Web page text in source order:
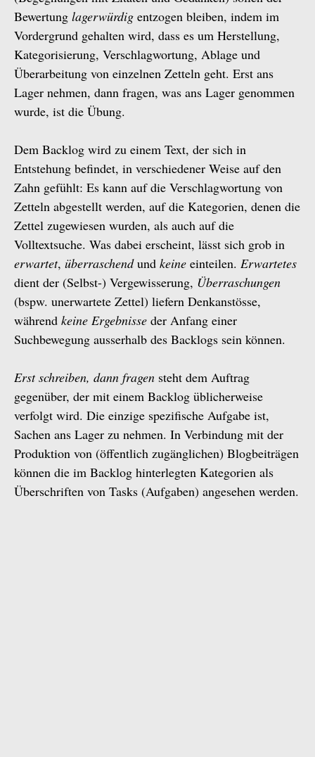
Bewertung lagerwürdig entzogen bleiben, indem im
Vordergrund gehalten wird, dass es um Herstellung,
Kategorisierung, Verschlagwortung, Ablage und
Überarbeitung von einzelnen Zetteln geht. Erst ans
Lager nehmen, dann fragen, was ans Lager genommen
wurde, ist die Übung.
Dem Backlog wird zu einem Text, der sich in
Entstehung befindet, in verschiedener Weise auf den
Zahn gefühlt: Es kann auf die Verschlagwortung von
Zetteln abgestellt werden, auf die Kategorien, denen die
Zettel zugewiesen wurden, als auch auf die
Volltextsuche. Was dabei erscheint, lässt sich grob in
erwartet, überraschendund keine einteilen. Erwartetes
dient der (Selbst-) Vergewisserung, Überraschungen
(bspw. unerwartete Zettel) liefern Denkanstösse,
während keine Ergebnisse der Anfang einer
Suchbewegung ausserhalb des Backlogs sein können.
Erst schreiben, dann fragen steht dem Auftrag
gegenüber, der mit einem Backlog üblicherweise
verfolgt wird. Die einzige spezifische Aufgabe ist,
Sachen ans Lager zu nehmen. In Verbindung mit der
Produktion von (öffentlich zugänglichen) Blogbeiträgen
können die im Backlog hinterlegten Kategorien als
Überschriften von Tasks (Aufgaben) angesehen werden.